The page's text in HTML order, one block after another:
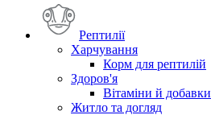
Рептилії
Харчування
Корм для рептилій
Здоров'я
Вітаміни й добавки
Житло та догляд